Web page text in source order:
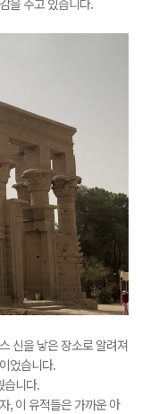
을 주고 있습니다.
신을 낳은 장소로 알려져
었습니다.
습니다.
, 이 유적들은 가까운 아